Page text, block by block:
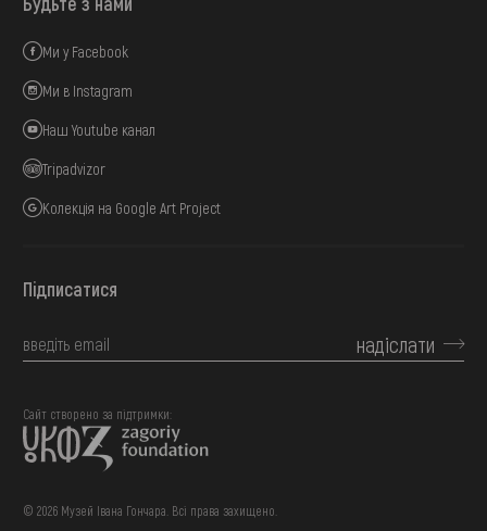
Ми у Facebook
Ми в Instagram
Наш Youtube канал
Tripadvizor
Колекція на Google Art Project
Підписатися
надіслати
© 2026 Музей Івана Гончара. Всі права захищено.
Сайт створено за підтримки: